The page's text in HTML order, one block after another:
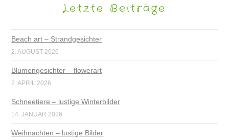
Letzte Beiträge
Beach art – Strandgesichter
2. AUGUST 2026
Blumengesichter – flowerart
2. APRIL 2026
Schneetiere – lustige Winterbilder
14. JANUAR 2026
Weihnachten – lustige Bilder